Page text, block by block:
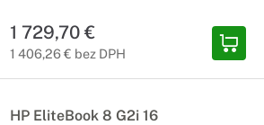
1 729,70 €
1 406,26 € bez DPH
HP EliteBook 8 G2i 16